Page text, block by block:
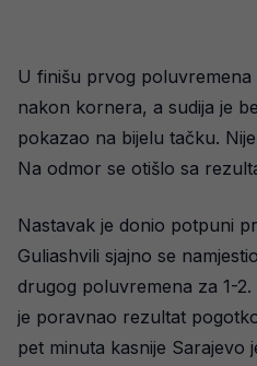
U finišu prvog
nakon kornera, a sudija je
pokazao na bijelu tačku.
Na odmor se otišlo sa
Nastavak je donio potpuni
Guliashvili sjajno se
drugog poluvremena za 1-
je poravnao rezultat
pet minuta kasnije Sarajevo